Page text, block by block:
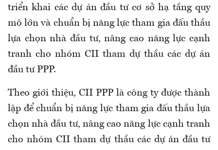
triển khai các dự án đầu tư cơ sở hạ tầng quy
mô lớn và chuẩn bị năng lực tham gia đấu thầu
lựa chọn nhà đầu tư, nâng cao năng lực cạnh
tranh cho nhóm CII tham dự thầu các dự án
đầu tư PPP.
Theo giới thiệu, CII PPP là công ty được thành
lập để chuẩn bị năng lực tham gia đấu thầu lựa
chọn nhà đầu tư, nâng cao năng lực cạnh tranh
cho nhóm CII tham dự thầu các dự án đầu tư